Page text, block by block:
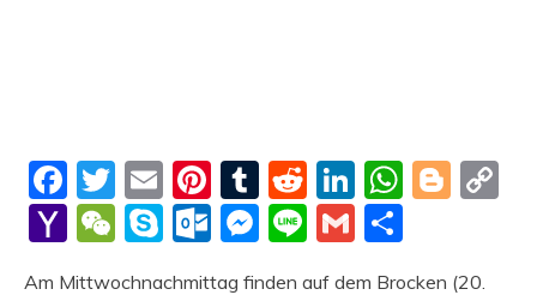
Facebook
Twitter
EmailPinterest
Tumblr
Reddit
LinkedIn
Yahoo
WeChat
SkypeOutlook.com
Messenger
LineGmail
Am Mittwochnachmittag finden auf dem Brocken (20.